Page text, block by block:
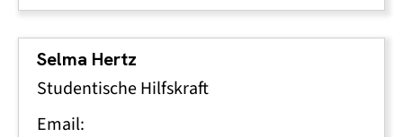
Selma Hertz
Studentische Hilfskraft
Email: